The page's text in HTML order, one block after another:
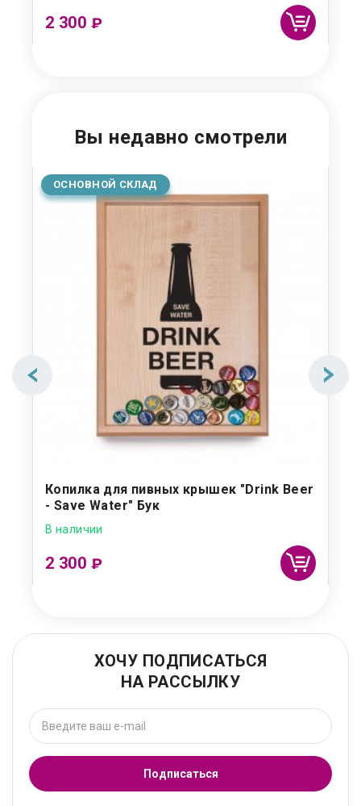
2 300 ₽
Вы недавно смотрели
ОСНОВНОЙ СКЛАД
Копилка для пивных крышек "Drink Beer
- Save Water" Бук
В наличии
2 300 ₽
ХОЧУ ПОДПИСАТЬСЯ
НА РАССЫЛКУ
Подписаться